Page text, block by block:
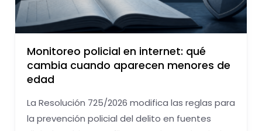
Monitoreo policial en internet: qué
cambia cuando aparecen menores de
edad
La Resolución 725/2026 modifica las reglas para
la prevención policial del delito en fuentes